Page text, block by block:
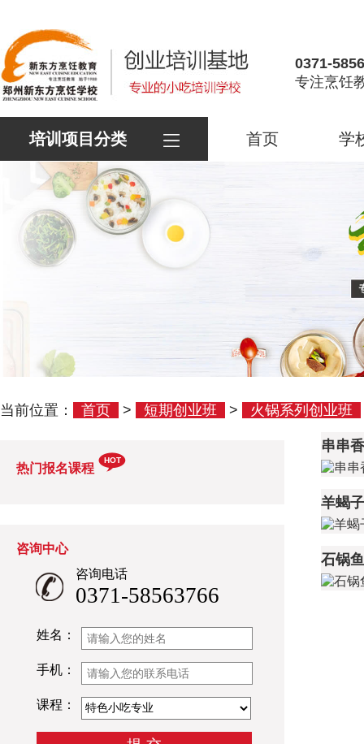
0371-
专注烹饪
培训项目分类 首页 学
当前位置： 首页 > 短期创业班 > 火锅系列创业班
热门报名课程
HOT
咨询中心
咨询电话
0371-58563766
姓名：
手机：
课程：
串串
羊蝎
石锅